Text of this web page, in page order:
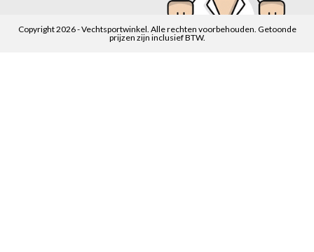
Copyright 2026 - Vechtsportwinkel. Alle rechten voorbehouden. Getoonde
prijzen zijn inclusief BTW.